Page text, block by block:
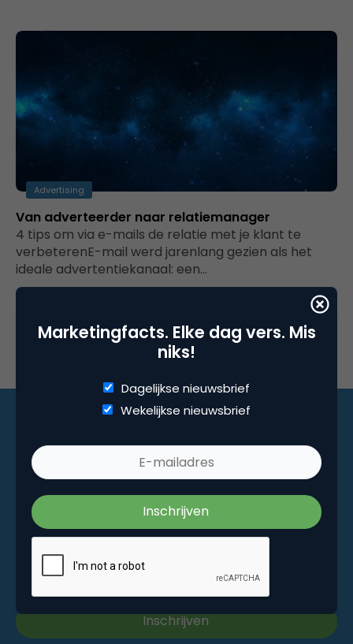
Advertising
Van adverteerder naar relatiemanager
4 tips om via e-mails de relatie met je klant te
verbeterenE-mail werd jarenlang gezien als het
ideale advertentiekanaal: een…
Marketingfacts. Elke dag vers. Mis
niks!
Dagelijkse nieuwsbrief
Wekelijkse nieuwsbrief
Marketingfacts. Elke dag vers. Mis niks!
Dagelijkse nieuwsbrief
Wekelijkse nieuwsbrief